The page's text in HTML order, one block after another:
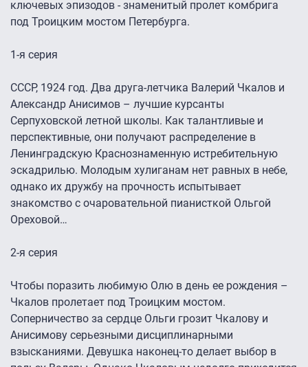
ключевых эпизодов - знаменитый пролет комбрига
под Троицким мостом Петербурга.
1-я серия
СССР, 1924 год. Два друга-летчика Валерий Чкалов и
Александр Анисимов – лучшие курсанты
Серпуховской летной школы. Как талантливые и
перспективные, они получают распределение в
Ленинградскую Краснознамeнную истребительную
эскадрилью. Молодым хулиганам нет равных в небе,
однако их дружбу на прочность испытывает
знакомство с очаровательной пианисткой Ольгой
Ореховой…
2-я серия
Чтобы поразить любимую Олю в день еe рождения –
Чкалов пролетает под Троицким мостом.
Соперничество за сердце Ольги грозит Чкалову и
Анисимову серьезными дисциплинарными
взысканиями. Девушка наконец-то делает выбор в